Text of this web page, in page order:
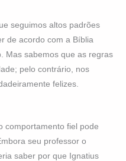
seguimos altos padrões
de acordo com a Bíblia
Mas sabemos que as regras
pelo contrário, nos
felizes.
comportamento fiel pode
seu professor o
saber por que Ignatius